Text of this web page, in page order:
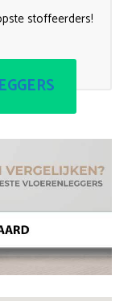
stoffeerders!